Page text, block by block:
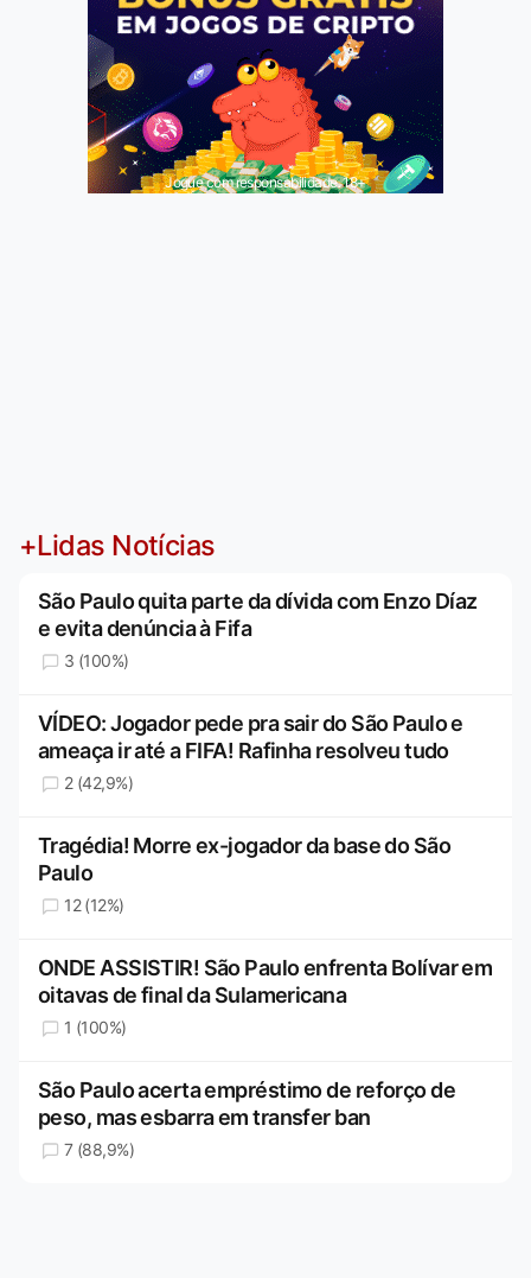
Jogue com responsabilidade. 18+
+Lidas Notícias
São Paulo quita parte da dívida com Enzo Díaz
e evita denúncia à Fifa
3 (100%)
VÍDEO: Jogador pede pra sair do São Paulo e
ameaça ir até a FIFA! Rafinha resolveu tudo
2 (42,9%)
Tragédia! Morre ex-jogador da base do São
Paulo
12 (12%)
ONDE ASSISTIR! São Paulo enfrenta Bolívar em
oitavas de final da Sulamericana
1 (100%)
São Paulo acerta empréstimo de reforço de
peso, mas esbarra em transfer ban
7 (88,9%)